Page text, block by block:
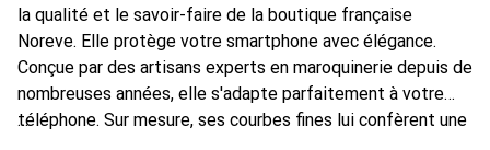
la qualité et le savoir-faire de la boutique française
Noreve. Elle protège votre smartphone avec élégance.
Conçue par des artisans experts en maroquinerie depuis de
nombreuses années, elle s'adapte parfaitement à votre
téléphone. Sur mesure, ses courbes fines lui confèrent une